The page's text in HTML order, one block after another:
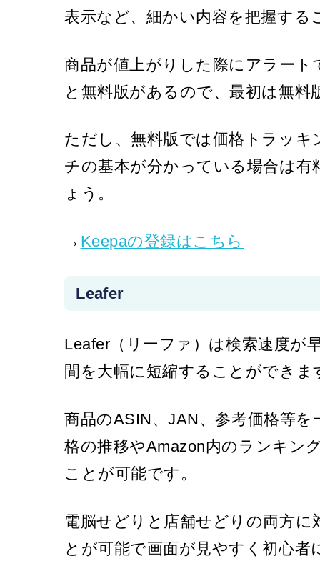
表示など、細かい内容を把握する
商品が値上がりした際にアラー
と無料版があるので、最初は無
ただし、無料版では価格トラッ
チの基本が分かっている場合は
ょう。
→ Keepaの登録はこちら
Leafer
Leafer（リーファ）は検索速度が
間を大幅に短縮することができま
商品のASIN、JAN、参考価格等
格の推移やAmazon内のランキン
ことが可能です。
電脳せどりと店舗せどりの両方
とが可能で画面が見やすく初心